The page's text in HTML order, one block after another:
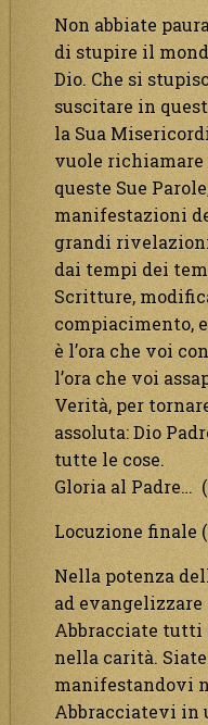
Non abbiate
di stupire il
Dio. Che si
suscitare in
la Sua
vuole richiamare
queste Sue
manifestazioni
grandi
dai tempi dei
Scritture,
compiacimento,
è l’ora che voi
l’ora che voi
Verità, per
assoluta: Dio
tutte le cose.
Gloria al Padre…
Locuzione finale (
Nella potenza
ad
Abbracciate tutti
nella carità.
manifestandovi
Abbracciatevi in